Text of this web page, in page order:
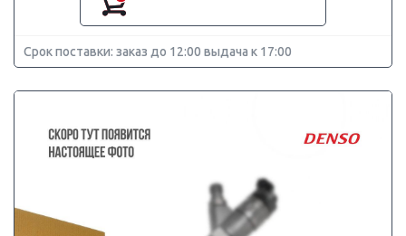
Срок поставки: заказ до 12:00 выдача к 17:00